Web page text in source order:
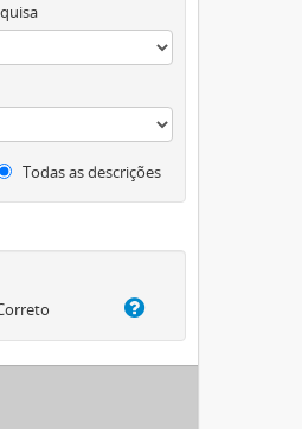
Todas as descrições